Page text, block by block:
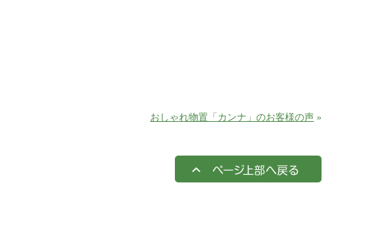
おしゃれ物置「カンナ」のお客様の声 »